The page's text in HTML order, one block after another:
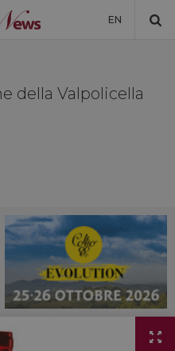
EN
WINENEWS
DI NOI
TV
della Valpolicella